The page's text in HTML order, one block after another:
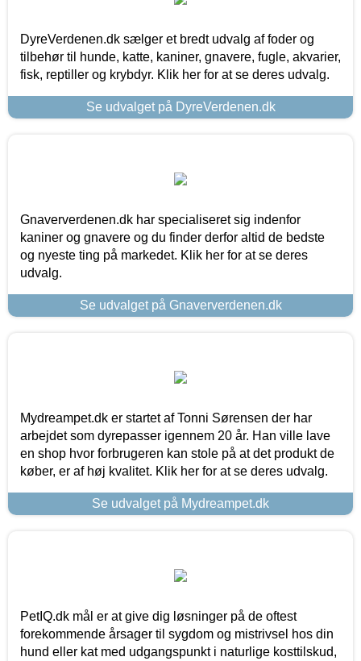
DyreVerdenen.dk sælger et bredt udvalg af foder og
tilbehør til hunde, katte, kaniner, gnavere, fugle, akvarier,
fisk, reptiller og krybdyr. Klik her for at se deres udvalg.
Se udvalget på DyreVerdenen.dk
Gnaververdenen.dk har specialiseret sig indenfor
kaniner og gnavere og du finder derfor altid de bedste
og nyeste ting på markedet. Klik her for at se deres
udvalg.
Se udvalget på Gnaververdenen.dk
Mydreampet.dk er startet af Tonni Sørensen der har
arbejdet som dyrepasser igennem 20 år. Han ville lave
en shop hvor forbrugeren kan stole på at det produkt de
køber, er af høj kvalitet. Klik her for at se deres udvalg.
Se udvalget på Mydreampet.dk
PetIQ.dk mål er at give dig løsninger på de oftest
forekommende årsager til sygdom og mistrivsel hos din
hund eller kat med udgangspunkt i naturlige kosttilskud,